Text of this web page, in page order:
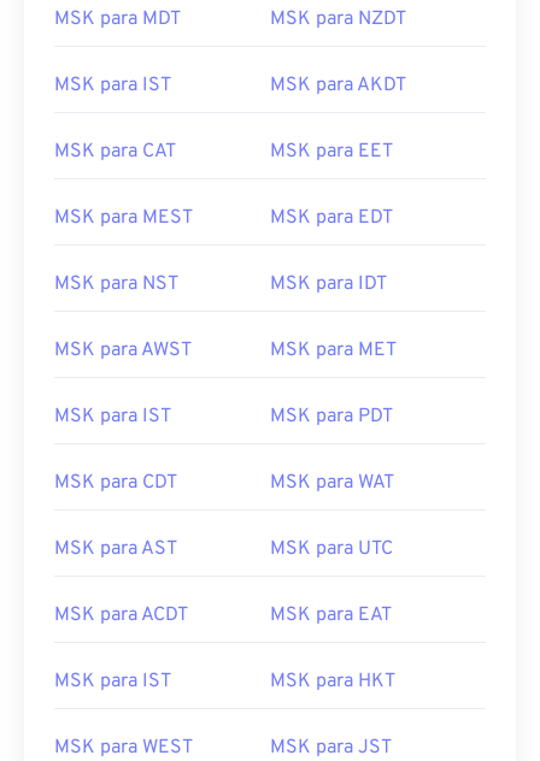
MSK para MDT MSK para NZDT
MSK para IST MSK para AKDT
MSK para CAT MSK para EET
MSK para MEST MSK para EDT
MSK para NST MSK para IDT
MSK para AWST MSK para MET
MSK para IST MSK para PDT
MSK para CDT MSK para WAT
MSK para AST MSK para UTC
MSK para ACDT MSK para EAT
MSK para IST MSK para HKT
MSK para WEST MSK para JST